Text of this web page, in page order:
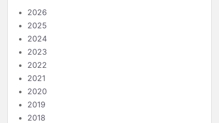
2026
2025
2024
2023
2022
2021
2020
2019
2018